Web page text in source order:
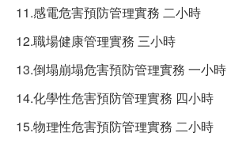
11.感電危害預防管理實務 二小時
12.職場健康管理實務 三小時
13.倒塌崩塌危害預防管理實務 一小時
14.化學性危害預防管理實務 四小時
15.物理性危害預防管理實務 二小時